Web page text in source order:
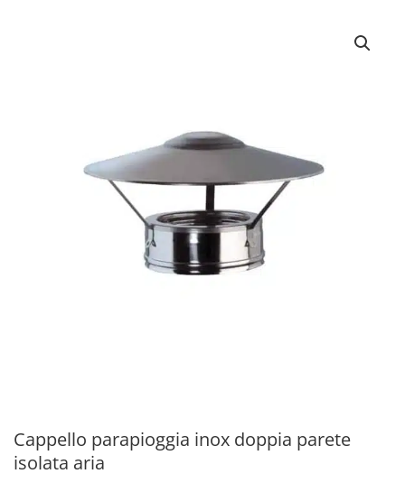
Cappello parapioggia inox doppia parete
isolata aria